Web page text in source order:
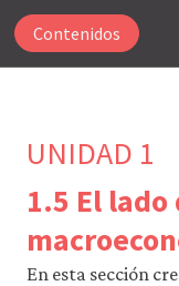
Contenidos
que
nuestro
UNIDAD 1
1.5 El
En esta sección